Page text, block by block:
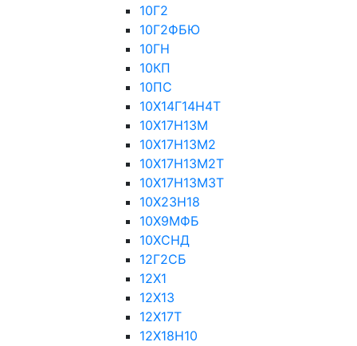
10Г2
10Г2ФБЮ
10ГН
10КП
10ПС
10Х14Г14Н4Т
10Х17Н13М
10Х17Н13М2
10Х17Н13М2Т
10Х17Н13М3Т
10Х23Н18
10Х9МФБ
10ХСНД
12Г2СБ
12Х1
12Х13
12Х17Т
12Х18Н10